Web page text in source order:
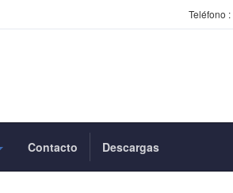
Teléfono :
Contacto Descargas